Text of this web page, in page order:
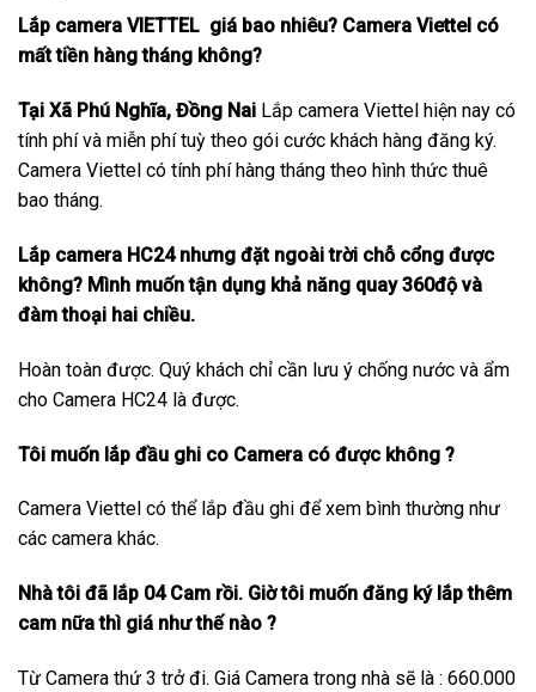
Lắp camera VIETTEL giá bao nhiêu? Camera Viettel có
mất tiền hàng tháng không?
Tại Xã Phú Nghĩa, Đồng Nai Lắp camera Viettel hiện nay có
tính phí và miễn phí tuỳ theo gói cước khách hàng đăng ký.
Camera Viettel có tính phí hàng tháng theo hình thức thuê
bao tháng.
Lắp camera HC24 nhưng đặt ngoài trời chỗ cổng được
không? Mình muốn tận dụng khả năng quay 360độ và
đàm thoại hai chiều.
Hoàn toàn được. Quý khách chỉ cần lưu ý chống nước và ẩm
cho Camera HC24 là được.
Tôi muốn lắp đầu ghi co Camera có được không ?
Camera Viettel có thể lắp đầu ghi để xem bình thường như
các camera khác.
Nhà tôi đã lắp 04 Cam rồi. Giờ tôi muốn đăng ký lắp thêm
cam nữa thì giá như thế nào ?
Từ Camera thứ 3 trở đi. Giá Camera trong nhà sẽ là : 660.000